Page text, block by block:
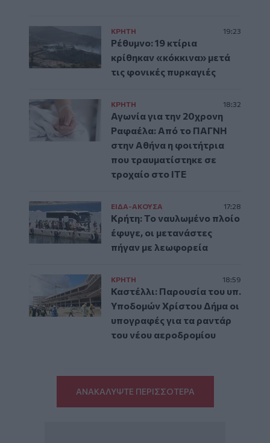
ΚΡΗΤΗ 19:23
Ρέθυμνο: 19 κτίρια
κρίθηκαν «κόκκινα» μετά
τις φονικές πυρκαγιές
ΚΡΗΤΗ 18:32
Αγωνία για την 20χρονη
Ραφαέλα: Από το ΠΑΓΝΗ
στην Αθήνα η φοιτήτρια
που τραυματίστηκε σε
τροχαίο στο ΙΤΕ
ΕΙΔΑ-ΑΚΟΥΣΑ 17:28
Κρήτη: Το ναυλωμένο πλοίο
έφυγε, οι μετανάστες
πήγαν με λεωφορεία
ΚΡΗΤΗ 18:59
Καστέλλι: Παρουσία του υπ.
Υποδομών Χρίστου Δήμα οι
υπογραφές για τα ραντάρ
του νέου αεροδρομίου
ΑΝΑΚΑΛΥΨΤΕ ΠΕΡΙΣΣΟΤΕΡΑ